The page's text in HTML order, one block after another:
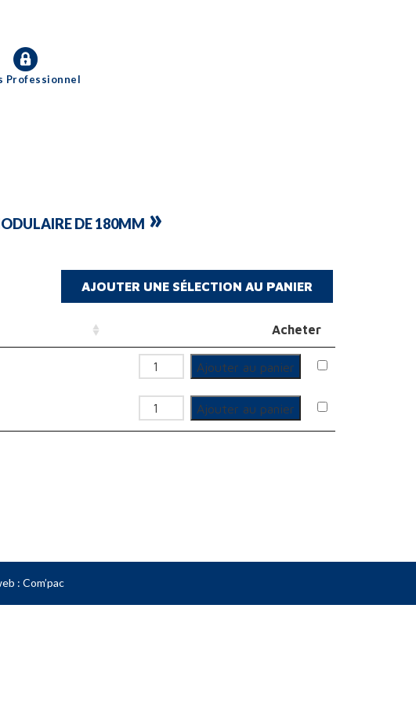
Professionnel
DE 180MM »
Acheter
quantité de Rails appareillage modulaire
Ajouter au panier
quantité de Rails appareillage modulaire
Ajouter au panier
: Com’pac